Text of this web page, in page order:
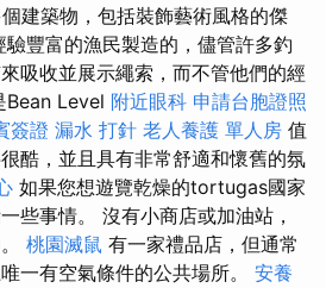
建築物，包括裝飾藝術風格的傑
豐富的漁民製造的，儘管許多釣
吸收並展示繩索，而不管他們的經
Bean Level 附近眼科 申請台胞證照
簽證 漏水 打針 老人養護 單人房 值
酷，並且具有非常舒適和懷舊的氛
如果您想遊覽乾燥的tortugas國家
些事情。 沒有小商店或加油站，
桃園滅鼠 有一家禮品店，但通常
一有空氣條件的公共場所。 安養